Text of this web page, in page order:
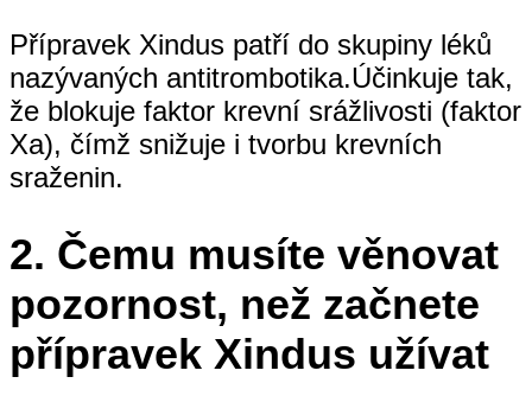
Přípravek Xindus patří do skupiny léků
nazývaných antitrombotika.Účinkuje tak,
že blokuje faktor krevní srážlivosti (faktor
Xa), čímž snižuje i tvorbu krevních
sraženin.
2. Čemu musíte věnovat
pozornost, než začnete
přípravek Xindus užívat